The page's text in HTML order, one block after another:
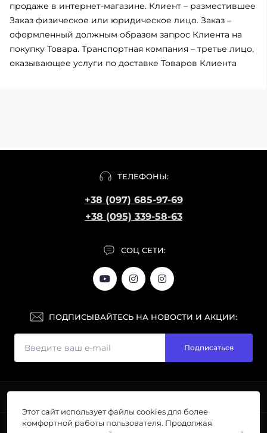
продаже в интернет-магазине. Клиент – разместившее
Заказ физическое или юридическое лицо. Заказ –
оформленный должным образом запрос Клиента на
покупку Товара. Транспортная компания – третье лицо,
оказывающее услуги по доставке Товаров Клиента
ТЕЛЕФОНЫ:
+38 (097) 685-97-69
+38 (095) 339-58-63
СОЦ СЕТИ:
ПОДПИСЫВАЙТЕСЬ НА НОВОСТИ И АКЦИИ:
Подписаться
Галерея
ПОПУЛЯРНОЕ
Этот сайт использует файлы cookies для более
комфортной работы пользователя. Продолжая